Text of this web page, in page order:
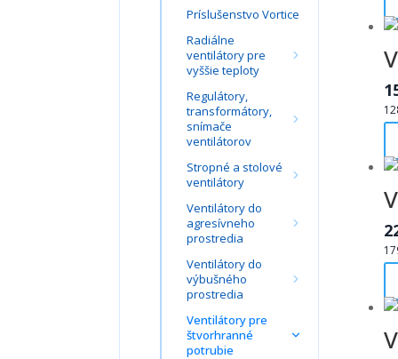
Príslušenstvo Vortice
Radiálne
ventilátory pre
vyššie teploty
Regulátory,
transformátory,
snímače
ventilátorov
Stropné a stolové
ventilátory
Ventilátory do
agresívneho
prostredia
Ventilátory do
výbušného
prostredia
Ventilátory pre
štvorhranné
potrubie